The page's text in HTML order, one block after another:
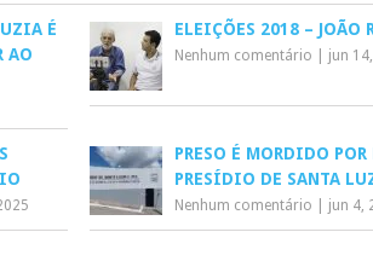
É
AO
ELEIÇÕES 2018 – JOÃO
Nenhum comentário jun
PRESO É MORDIDO POR
PRESÍDIO DE SANTA
Nenhum comentário jun 4,